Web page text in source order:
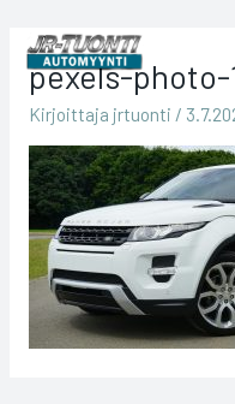
sisältöön
pexels-photo-
Kirjoittaja jrtuonti /